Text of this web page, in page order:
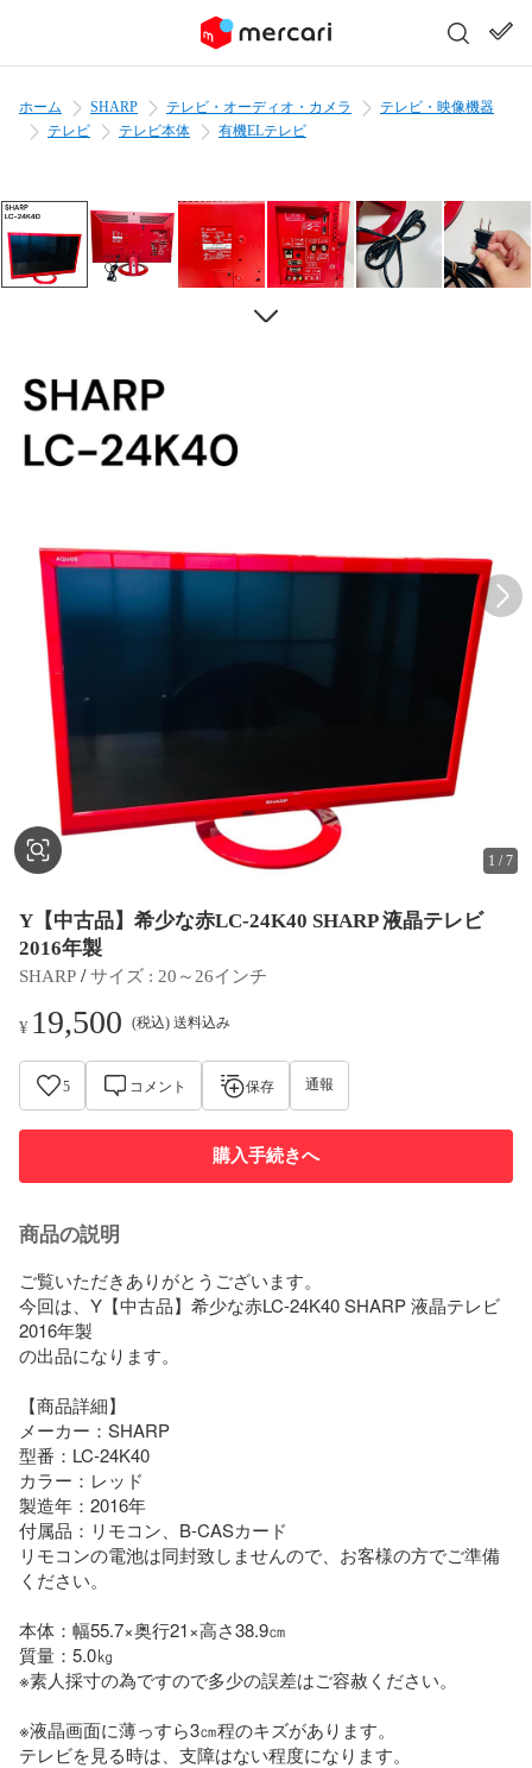
ホーム SHARP テレビ・オーディオ・カメラ
テレビ・映像機器
テレビ
テレビ本体 有機ELテレビ
1 /7
Y【中古品】希少な赤LC-24K40 SHARP 液晶テレビ
2016年製
SHARP / サイズ : 20～26インチ
¥ 19,500 (税込) 送料込み
5 コメント 保存 通報
購入手続きへ
商品の説明
ご覧いただきありがとうございます。
今回は、Y【中古品】希少な赤LC-24K40 SHARP 液晶テレビ
2016年製
の出品になります。
【商品詳細】
メーカー：SHARP
型番：LC-24K40
カラー：レッド
製造年：2016年
付属品：リモコン、B-CASカード
リモコンの電池は同封致しませんので、お客様の方でご準備
ください。
本体：幅55.7×奥行21×高さ38.9㎝
質量：5.0㎏
※素人採寸の為ですので多少の誤差はご容赦ください。
※液晶画面に薄っすら3㎝程のキズがあります。
テレビを見る時は、支障はない程度になります。